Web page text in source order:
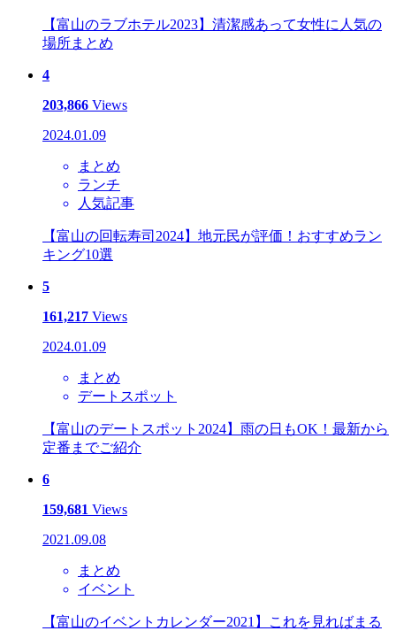
【富山のラブホテル2023】清潔感あって女性に人気の
場所まとめ
4
203,866 Views
2024.01.09
まとめ
ランチ
人気記事
【富山の回転寿司2024】地元民が評価！おすすめラン
キング10選
5
161,217 Views
2024.01.09
まとめ
デートスポット
【富山のデートスポット2024】雨の日もOK！最新から
定番までご紹介
6
159,681 Views
2021.09.08
まとめ
イベント
【富山のイベントカレンダー2021】これを見ればまる